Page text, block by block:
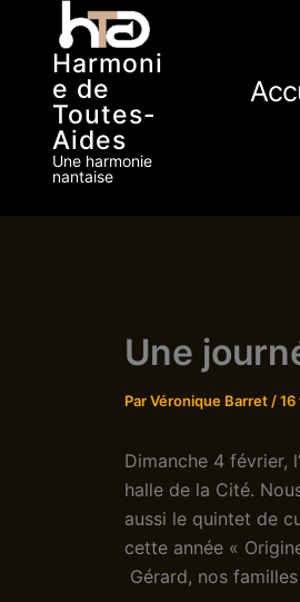
contenuHarmoni
e de
Toutes-
Aides
Une harmonie
nantaise
Une
ParVéronique Barret /
Dimanche 4 février,
halle de la Cité.
aussi le quintet de
cette année «
Gérard, nos